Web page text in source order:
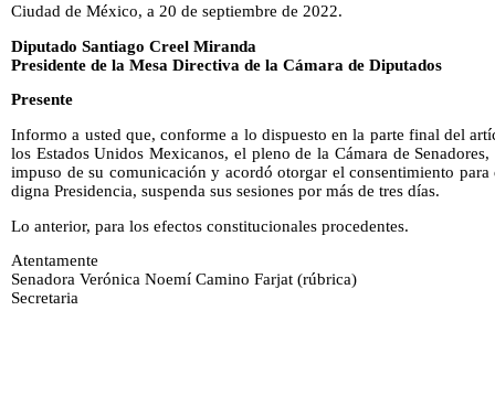
Ciudad de México, a 20 de septiembre de 2022.
Diputado Santiago Creel Miranda
Presidente de la Mesa Directiva de la Cámara de Diputados
Presente
Informo a usted que, conforme a lo dispuesto en la parte final del
los Estados Unidos Mexicanos, el pleno de la Cámara de
impuso de su comunicación y acordó otorgar el consentimiento
digna Presidencia, suspenda sus sesiones por más de tres días.
Lo anterior, para los efectos constitucionales procedentes.
Atentamente
Senadora Verónica Noemí Camino Farjat (rúbrica)
Secretaria